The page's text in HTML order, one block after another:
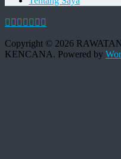
Copyright © 2026
KENCANA. Powered by